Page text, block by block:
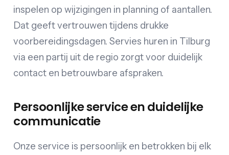
inspelen op wijzigingen in planning of aantallen.
Dat geeft vertrouwen tijdens drukke
voorbereidingsdagen. Servies huren in Tilburg
via een partij uit de regio zorgt voor duidelijk
contact en betrouwbare afspraken.
Persoonlijke service en duidelijke
communicatie
Onze service is persoonlijk en betrokken bij elk